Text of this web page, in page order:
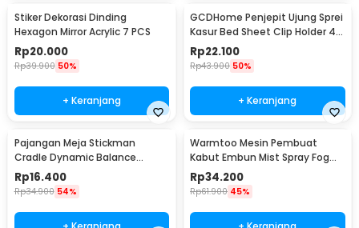
Stiker Dekorasi Dinding
Hexagon Mirror Acrylic 7 PCS
Rp20.000
Rp39.900 50%
+ Keranjang
GCDHome Penjepit Ujung Sprei
Kasur Bed Sheet Clip Holder 4
PCS - FS-1809
Rp22.100
Rp43.900 50%
+ Keranjang
Pajangan Meja Stickman
Cradle Dynamic Balance
Instrument Ball Pendulum
Rp16.400
Rp34.900 54%
Warmtoo Mesin Pembuat
Kabut Embun Mist Spray Fog
Maker 12 LED 24V - WT01
Rp34.200
Rp61.900 45%